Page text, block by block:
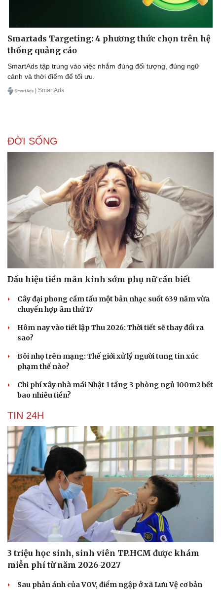
Văn học
Âm nhạc
Di sản
Thời trang
Sao Việt
Smartads Targeting: 4 phương thức chọn trên hệ
thống quảng cáo
SmartAds tập trung vào việc nhắm đúng đối tượng, đúng ngữ
cảnh và thời điểm để tối ưu.
| SmartAds
ĐỜI SỐNG
Dấu hiệu tiền mãn kinh sớm phụ nữ cần biết
Cây đại phong cầm tấu một bản nhạc suốt 639 năm vừa
chuyển hợp âm thứ 17
Hôm nay vào tiết lập Thu 2026: Thời tiết sẽ thay đổi ra
sao?
Bôi nhọ trên mạng: Thế giới xử lý người tung tin xúc
phạm thế nào?
Chi phí xây nhà mái Nhật 1 tầng 3 phòng ngủ 100m2 hết
bao nhiêu tiền?
TIN 24H
3 triệu học sinh, sinh viên TP.HCM được khám
miễn phí từ năm 2026-2027
Sau phản ánh của VOV, điểm ngập ở xã Lưu Vệ cơ bản